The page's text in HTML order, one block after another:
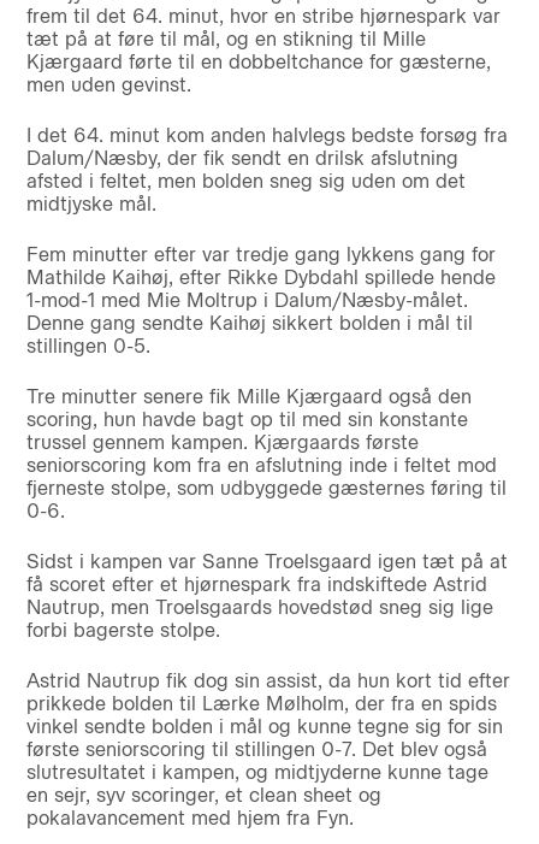
frem til det 64. minut, hvor en stribe hjørnespark var
tæt på at føre til mål, og en stikning til Mille
Kjærgaard førte til en dobbeltchance for gæsterne,
men uden gevinst.
I det 64. minut kom anden halvlegs bedste forsøg fra
Dalum/Næsby, der fik sendt en drilsk afslutning
afsted i feltet, men bolden sneg sig uden om det
midtjyske mål.
Fem minutter efter var tredje gang lykkens gang for
Mathilde Kaihøj, efter Rikke Dybdahl spillede hende
1-mod-1 med Mie Moltrup i Dalum/Næsby-målet.
Denne gang sendte Kaihøj sikkert bolden i mål til
stillingen 0-5.
Tre minutter senere fik Mille Kjærgaard også den
scoring, hun havde bagt op til med sin konstante
trussel gennem kampen. Kjærgaards første
seniorscoring kom fra en afslutning inde i feltet mod
fjerneste stolpe, som udbyggede gæsternes føring til
0-6.
Sidst i kampen var Sanne Troelsgaard igen tæt på at
få scoret efter et hjørnespark fra indskiftede Astrid
Nautrup, men Troelsgaards hovedstød sneg sig lige
forbi bagerste stolpe.
Astrid Nautrup fik dog sin assist, da hun kort tid efter
prikkede bolden til Lærke Mølholm, der fra en spids
vinkel sendte bolden i mål og kunne tegne sig for sin
første seniorscoring til stillingen 0-7. Det blev også
slutresultatet i kampen, og midtjyderne kunne tage
en sejr, syv scoringer, et clean sheet og
pokalavancement med hjem fra Fyn.